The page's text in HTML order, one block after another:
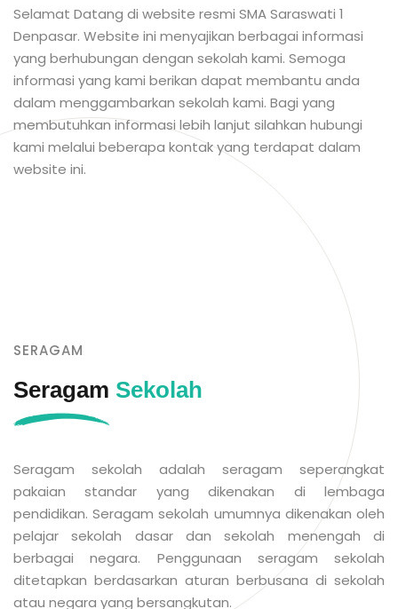
Selamat Datang di website resmi SMA Saraswati 1
Denpasar. Website ini menyajikan berbagai informasi
yang berhubungan dengan sekolah kami. Semoga
informasi yang kami berikan dapat membantu anda
dalam menggambarkan sekolah kami. Bagi yang
membutuhkan informasi lebih lanjut silahkan hubungi
kami melalui beberapa kontak yang terdapat dalam
website ini.
SERAGAM
Seragam Sekolah
Seragam sekolah adalah seragam seperangkat
pakaian standar yang dikenakan di lembaga
pendidikan. Seragam sekolah umumnya dikenakan oleh
pelajar sekolah dasar dan sekolah menengah di
berbagai negara. Penggunaan seragam sekolah
ditetapkan berdasarkan aturan berbusana di sekolah
atau negara yang bersangkutan.